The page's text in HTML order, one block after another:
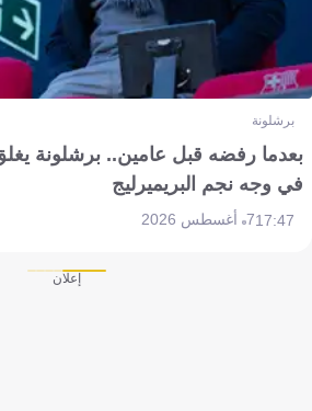
برشلونة
بعدما رفضه قبل عامين.. برشلونة
في وجه نجم البريميرليج
17:477 أغسطس 2026
إعلان